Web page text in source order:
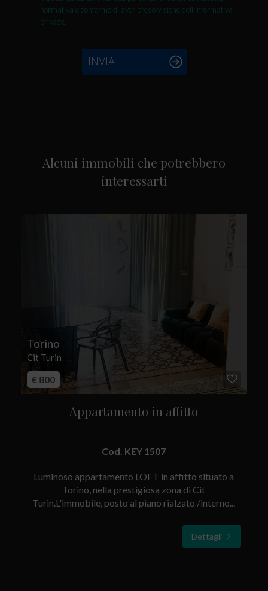
normativa e confermo di aver preso visione dell'informativa
privacy.
INVIA
Alcuni immobili che potrebbero
interessarti
Torino
Cit Turin
€ 800
Appartamento in affitto
Cod. KEY 1507
Luminoso appartamento LOFT in affitto situato a
Torino, nella prestigiosa zona di Cit
Turin.L'immobile, posto al piano rialzato /interno...
Dettagli